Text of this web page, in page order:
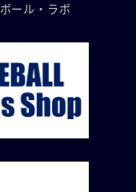
ール・ラボ